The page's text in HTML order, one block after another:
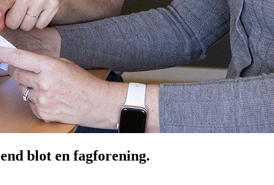
blot en fagforening.